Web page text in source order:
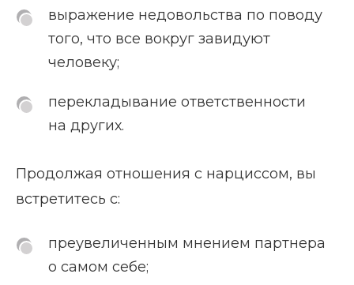
выражение недовольства по поводу
того, что все вокруг завидуют
человеку;
перекладывание ответственности
на других.
Продолжая отношения с нарциссом, вы
встретитесь с:
преувеличенным мнением партнера
о самом себе;